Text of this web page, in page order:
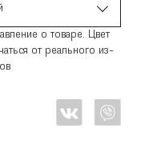
о товаре. Цвет
от реального из-